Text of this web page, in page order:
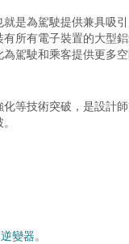
是為駕駛提供兼具吸
所有電子裝置的大型
駕駛和乘客提供更多
等技術突破，是設計
變器。